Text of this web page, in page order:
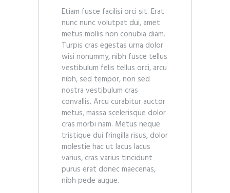
Etiam fusce facilisi orci sit. Erat
nunc nunc volutpat dui, amet
metus mollis non conubia diam.
Turpis cras egestas urna dolor
wisi nonummy, nibh fusce tellus
vestibulum felis tellus orci, arcu
nibh, sed tempor, non sed
nostra vestibulum cras
convallis. Arcu curabitur auctor
metus, massa scelerisque dolor
cras morbi nam. Metus neque
tristique dui fringilla risus, dolor
molestie hac ut lacus lacus
varius, cras varius tincidunt
purus erat donec maecenas,
nibh pede augue.